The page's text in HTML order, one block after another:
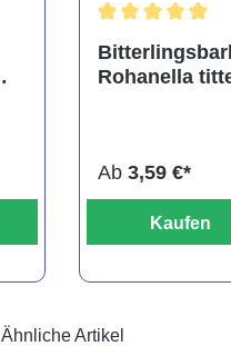
Rohanella
Ab 3,59 €*
Kaufen
Ähnliche Artikel